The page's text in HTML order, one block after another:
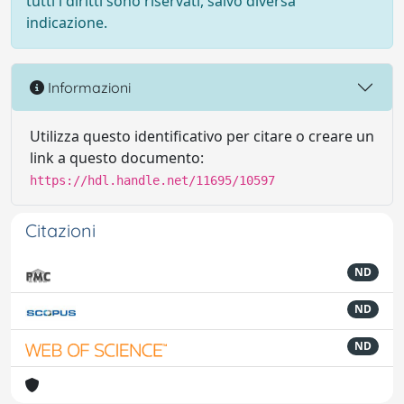
indicazione.
Informazioni
Utilizza questo identificativo per citare o creare un
link a questo documento:
https://hdl.handle.net/11695/10597
Citazioni
ND
ND
ND